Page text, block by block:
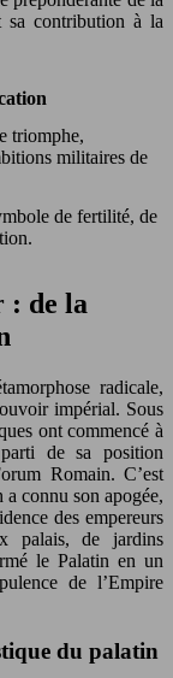
sa contribution à la
triomphe,
militaires de
de fertilité, de
: de la
radicale,
impérial. Sous
ont commencé à
de sa position
Romain. C’est
connu son apogée,
des empereurs
palais, de jardins
le Palatin en un
de l’Empire
du palatin